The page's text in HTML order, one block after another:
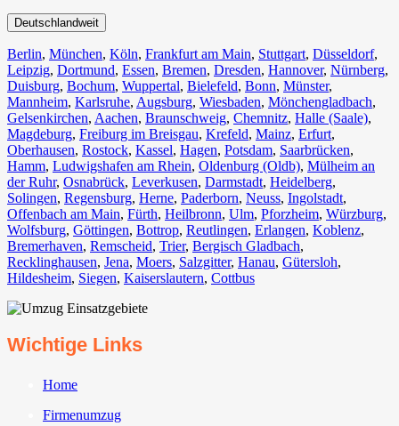
Deutschlandweit
Berlin⁠, München, Köln⁠, Frankfurt am Main, Stuttgart, Düsseldorf,
Leipzig, Dortmund, Essen, Bremen, Dresden, Hannover, Nürnberg,
Duisburg⁠, Bochum, Wuppertal⁠, Bielefeld⁠, Bonn⁠, Münster⁠,
Mannheim, Karlsruhe, Augsburg, Wiesbaden⁠, Mönchengladbach⁠,
Gelsenkirchen⁠, Aachen⁠, Braunschweig, Chemnitz⁠, Halle (Saale)⁠,
Magdeburg, Freiburg im Breisgau⁠, Krefeld⁠, Mainz⁠, Erfurt,
Oberhausen⁠, Rostock⁠, Kassel⁠, Hagen, Potsdam, Saarbrücken⁠,
Hamm, Ludwigshafen am Rhein⁠, Oldenburg (Oldb), Mülheim an
der Ruhr, Osnabrück⁠, Leverkusen, Darmstadt⁠, Heidelberg,
Solingen, Regensburg, Herne⁠, Paderborn, Neuss, Ingolstadt,
Offenbach am Main, Fürth⁠, Heilbronn, Ulm⁠, Pforzheim, Würzburg,
Wolfsburg⁠, Göttingen, Bottrop, Reutlingen, Erlangen⁠, Koblenz,
Bremerhaven⁠, Remscheid, Trier⁠, Bergisch Gladbach,
Recklinghausen, Jena⁠, Moers⁠, Salzgitter⁠, Hanau, Gütersloh,
Hildesheim⁠, Siegen⁠, Kaiserslautern⁠, Cottbus⁠
Wichtige Links
Home
Firmenumzug